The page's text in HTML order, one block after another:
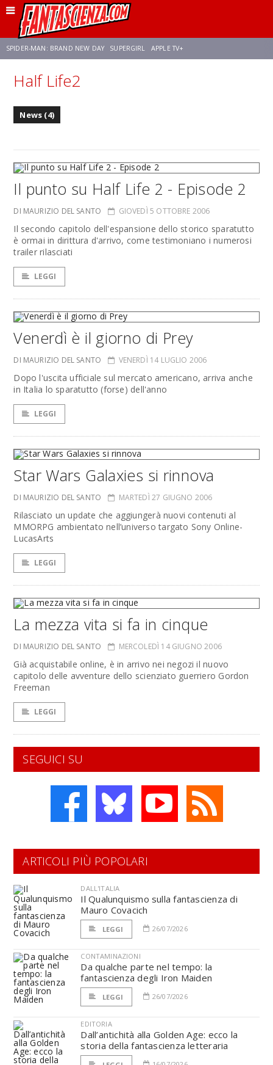
SPIDER-MAN: BRAND NEW DAY SUPERGIRL APPLE TV+
FRANCO RICCIARDIELLO
Half Life2
News (4)
Il punto su Half Life 2 - Episode 2
DI MAURIZIO DEL SANTO GIOVEDÌ 5 OTTOBRE 2006
Il secondo capitolo dell'espansione dello storico sparatutto
è ormai in dirittura d'arrivo, come testimoniano i numerosi
trailer rilasciati
LEGGI
Venerdì è il giorno di Prey
DI MAURIZIO DEL SANTO VENERDÌ 14 LUGLIO 2006
Dopo l'uscita ufficiale sul mercato americano, arriva anche
in Italia lo sparatutto (forse) dell'anno
LEGGI
Star Wars Galaxies si rinnova
DI MAURIZIO DEL SANTO MARTEDÌ 27 GIUGNO 2006
Rilasciato un update che aggiungerà nuovi contenuti al
MMORPG ambientato nell’universo targato Sony Online-
LucasArts
LEGGI
La mezza vita si fa in cinque
DI MAURIZIO DEL SANTO MERCOLEDÌ 14 GIUGNO 2006
Già acquistabile online, è in arrivo nei negozi il nuovo
capitolo delle avventure dello scienziato guerriero Gordon
Freeman
LEGGI
SEGUICI SU
ARTICOLI PIÙ POPOLARI
DALL'ITALIA
Il Qualunquismo sulla fantascienza di
Mauro Covacich
LEGGI 26/07/2026
CONTAMINAZIONI
Da qualche parte nel tempo: la
fantascienza degli Iron Maiden
LEGGI 26/07/2026
EDITORIA
Dall’antichità alla Golden Age: ecco la
storia della fantascienza letteraria